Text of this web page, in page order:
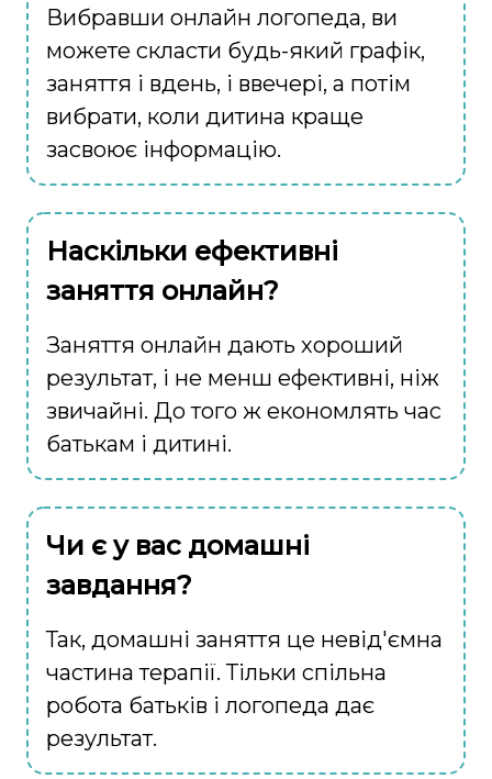
Вибравши онлайн логопеда, ви
можете скласти будь-який графік,
заняття і вдень, і ввечері, а потім
вибрати, коли дитина краще
засвоює інформацію.
Наскільки ефективні
заняття онлайн?
Заняття онлайн дають хороший
результат, і не менш ефективні, ніж
звичайні. До того ж економлять час
батькам і дитині.
Чи є у вас домашні
завдання?
Так, домашні заняття це невід'ємна
частина терапії. Тільки спільна
робота батьків і логопеда дає
результат.